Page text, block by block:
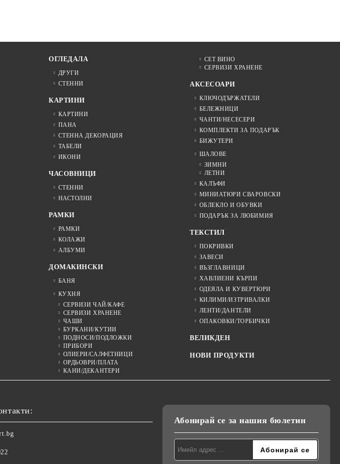
ОГЛЕДАЛА
ДРУГИ
СТЕННИ
КАРТИНИ
КАРТИНИ
ПАНА
СТЕННА ДЕКОРАЦИЯ
ТАБЕЛИ
ИКОНИ
ЧАСОВНИЦИ
СТЕННИ
НАСТОЛНИ
РАМКИ
РАМКИ
КОЛАЖИ
АЛБУМИ
ДОМАКИНСКИ
БАНЯ
КУХНЯ
СЕРВИЗИ ЧАЙ/КАФЕ
СЕРВИЗИ ХРАНЕНЕ
ЧАШИ
БУРКАНИ/КУТИИ
ПОДНОСИ/ПОДЛОЖКИ
ПРИБОРИ
ОЛИЕРИ/САЛФЕТНИЦИ
ОРДЬОВРИ/ПЛАТА
КАНИ/ДЕКАНТЕРИ
СЕТ ВИНО
СЕРВИЗИ ХРАНЕНЕ
АКСЕСОАРИ
КЛЮЧОДЪРЖАТЕЛИ
БЕЛЕЖНИЦИ
ЧАНТИ/НЕСЕСЕРИ
КОМПЛЕКТИ ЗА ПОДАРЪК
БИЖУТЕРИ
ШАЛОВЕ
ЗИМНИ
ЛЕТНИ
КАЛЪФИ
МИНИАТЮРИ СВАРОВСКИ
ОБЛЕКЛО И ОБУВКИ
ПОДАРЪК ЗА ЛЮБИМИЯ
ТЕКСТИЛ
ПОКРИВКИ
ЗАВЕСИ
ВЪЗГЛАВНИЦИ
ХАВЛИЕНИ КЪРПИ
ОДЕЯЛА И КУВЕРТЮРИ
КИЛИМИ/ИЗТРИВАЛКИ
ЛЕНТИ/ДАНТЕЛИ
ОПАКОВКИ/ТОРБИЧКИ
ВЕЛИКДЕН
НОВИ ПРОДУКТИ
Абонирай се за нашия бюлетин